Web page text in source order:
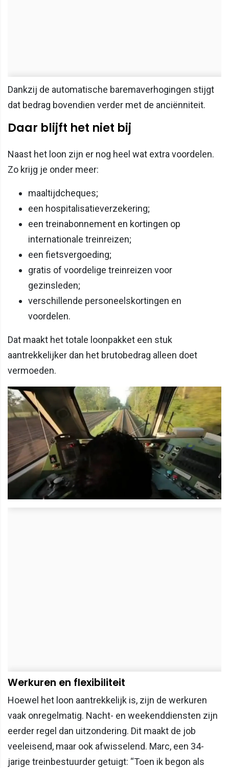
Dankzij de automatische baremaverhogingen stijgt
dat bedrag bovendien verder met de anciënniteit.
Daar blijft het niet bij
Naast het loon zijn er nog heel wat extra voordelen.
Zo krijg je onder meer:
maaltijdcheques;
een hospitalisatieverzekering;
een treinabonnement en kortingen op
internationale treinreizen;
een fietsvergoeding;
gratis of voordelige treinreizen voor
gezinsleden;
verschillende personeelskortingen en
voordelen.
Dat maakt het totale loonpakket een stuk
aantrekkelijker dan het brutobedrag alleen doet
vermoeden.
Werkuren en flexibiliteit
Hoewel het loon aantrekkelijk is, zijn de werkuren
vaak onregelmatig. Nacht- en weekenddiensten zijn
eerder regel dan uitzondering. Dit maakt de job
veeleisend, maar ook afwisselend. Marc, een 34-
jarige treinbestuurder getuigt: “Toen ik begon als